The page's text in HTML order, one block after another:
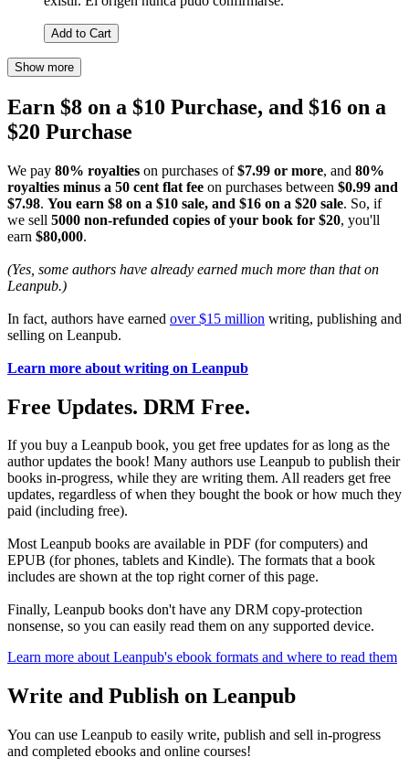
Add to Cart
Show more
Earn $8 on a $10 Purchase, and $16 on a
$20 Purchase
We pay 80% royalties on purchases of$7.99 or more, and 80%
royalties minus a 50 cent flat fee on purchases between $0.99 and
$7.98. You earn $8 on a $10 sale, and $16 on a $20 sale. So, if
we sell 5000 non-refunded copies of your book for $20, you'll
earn $80,000.
(Yes, some authors have already earned much more than that on
Leanpub.)
In fact, authors have earned over $15 million writing, publishing and
selling on Leanpub.
Learn more about writing on Leanpub
Free Updates. DRM Free.
If you buy a Leanpub book, you get free updates for as long as the
author updates the book! Many authors use Leanpub to publish their
books in-progress, while they are writing them. All readers get free
updates, regardless of when they bought the book or how much they
paid (including free).
Most Leanpub books are available in PDF (for computers) and
EPUB (for phones, tablets and Kindle). The formats that a book
includes are shown at the top right corner of this page.
Finally, Leanpub books don't have any DRM copy-protection
nonsense, so you can easily read them on any supported device.
Learn more about Leanpub's ebook formats and where to read them
Write and Publish on Leanpub
You can use Leanpub to easily write, publish and sell in-progress
and completed ebooks and online courses!